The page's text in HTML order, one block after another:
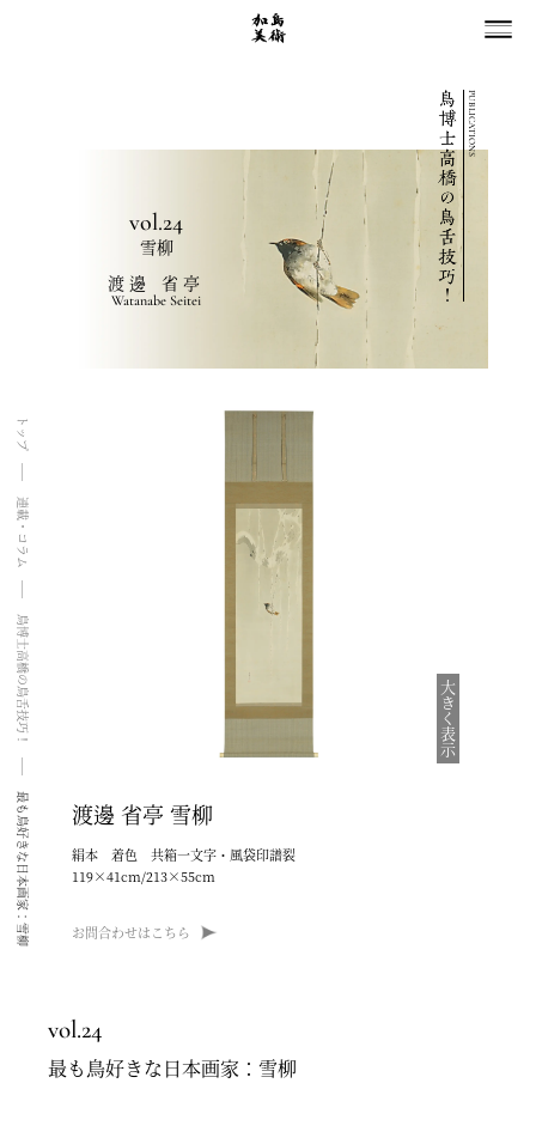
トップ
連載・コラム
鳥博士高橋の鳥舌技巧！
最も鳥好きな日本画家：雪柳
PUBLICATIONS
vol.24
雪柳
渡邊 省亭
Watanabe Seitei
大きく表示
渡邊 省亭 雪柳
絹本 着色 共箱一文字・風袋印譜裂
119×41cm/213×55cm
お問合わせはこちら
vol.24
最も鳥好きな日本画家：雪柳